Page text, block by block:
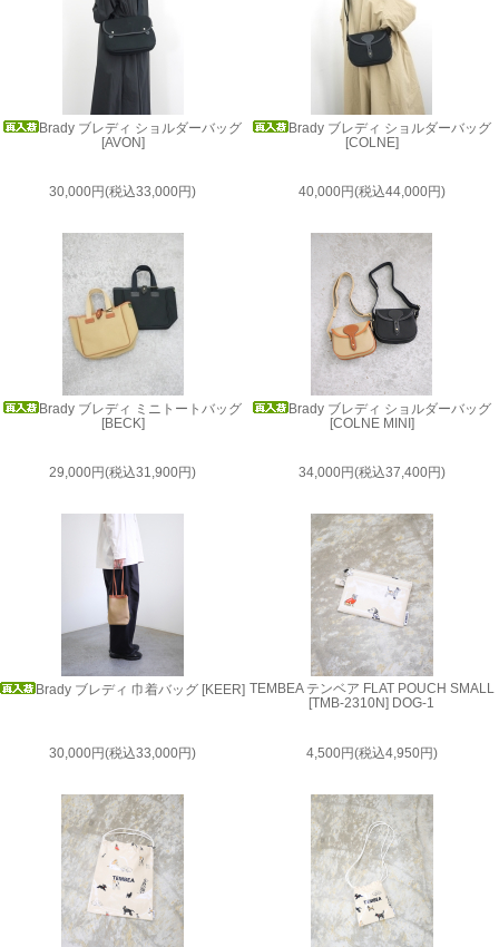
Brady ブレディ ショルダーバッグ
[AVON]
30,000円(税込33,000円)
Brady ブレディ ショルダーバッグ
[COLNE]
40,000円(税込44,000円)
Brady ブレディ ミニトートバッグ
[BECK]
29,000円(税込31,900円)
Brady ブレディ ショルダーバッグ
[COLNE MINI]
34,000円(税込37,400円)
Brady ブレディ 巾着バッグ [KEER]
30,000円(税込33,000円)
TEMBEA テンベア FLAT POUCH SMALL
[TMB-2310N] DOG-1
4,500円(税込4,950円)